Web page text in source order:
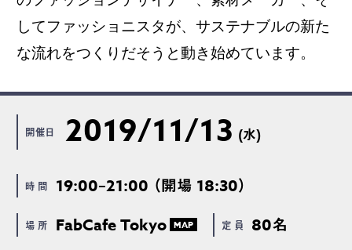
してファッショニスタが、サステナブルの新た
な流れをつくりだそうと動き始めています。
開催日 2019/11/13 (水)
時 間 19:00–21:00 （開場 18:30）
場 所 FabCafe Tokyo MAP 定 員 80名